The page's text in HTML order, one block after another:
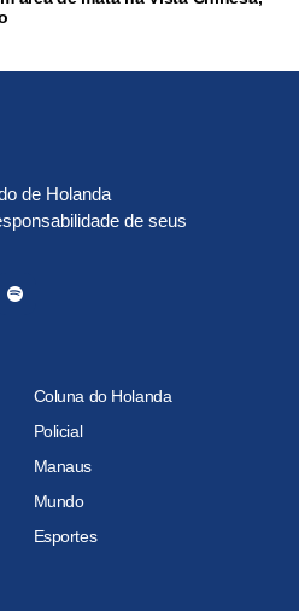
de Holanda
de seus
Coluna do Holanda
Policial
Manaus
Mundo
Esportes